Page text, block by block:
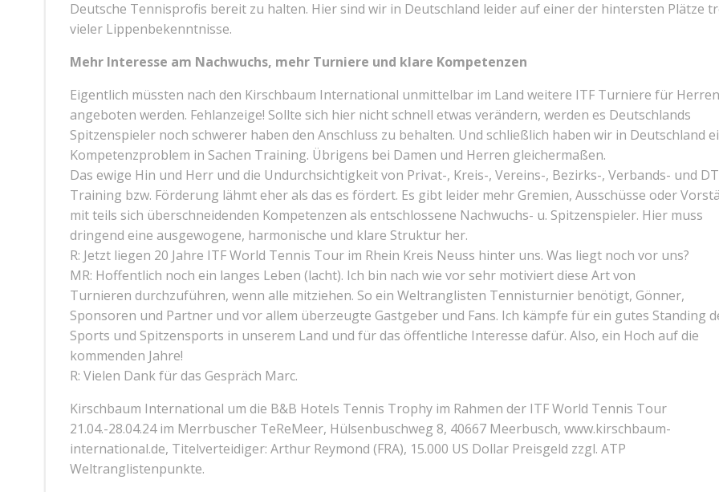
Deutsche Tennisprofis bereit zu halten. Hier sind wir in Deutschland leider auf einer der hintersten Plätze
vieler Lippenbekenntnisse.
Mehr Interesse am Nachwuchs, mehr Turniere und klare Kompetenzen
Eigentlich müssten nach den Kirschbaum International unmittelbar im Land weitere ITF Turniere für Herren
angeboten werden. Fehlanzeige! Sollte sich hier nicht schnell etwas verändern, werden es Deutschlands
Spitzenspieler noch schwerer haben den Anschluss zu behalten. Und schließlich haben wir in Deutschland
Kompetenzproblem in Sachen Training. Übrigens bei Damen und Herren gleichermaßen.
Das ewige Hin und Herr und die Undurchsichtigkeit von Privat-, Kreis-, Vereins-, Bezirks-, Verbands- und
Training bzw. Förderung lähmt eher als das es fördert. Es gibt leider mehr Gremien, Ausschüsse oder
mit teils sich überschneidenden Kompetenzen als entschlossene Nachwuchs- u. Spitzenspieler. Hier muss
dringend eine ausgewogene, harmonische und klare Struktur her.
R: Jetzt liegen 20 Jahre ITF World Tennis Tour im Rhein Kreis Neuss hinter uns. Was liegt noch vor uns?
MR: Hoffentlich noch ein langes Leben (lacht). Ich bin nach wie vor sehr motiviert diese Art von
Turnieren durchzuführen, wenn alle mitziehen. So ein Weltranglisten Tennisturnier benötigt, Gönner,
Sponsoren und Partner und vor allem überzeugte Gastgeber und Fans. Ich kämpfe für ein gutes Standing
Sports und Spitzensports in unserem Land und für das öffentliche Interesse dafür. Also, ein Hoch auf die
kommenden Jahre!
R: Vielen Dank für das Gespräch Marc.
Kirschbaum International um die B&B Hotels Tennis Trophy im Rahmen der ITF World Tennis Tour
21.04.-28.04.24 im Merrbuscher TeReMeer, Hülsenbuschweg 8, 40667 Meerbusch, www.kirschbaum-
international.de, Titelverteidiger: Arthur Reymond (FRA), 15.000 US Dollar Preisgeld zzgl. ATP
Weltranglistenpunkte.